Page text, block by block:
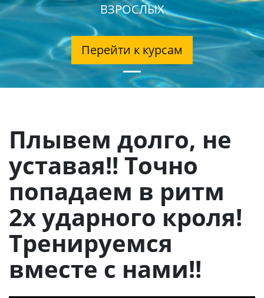
ВЗРОСЛЫХ
Перейти к курсам
Плывем долго, не
уставая!! Точно
попадаем в ритм
2х ударного кроля!
Тренируемся
вместе с нами!!